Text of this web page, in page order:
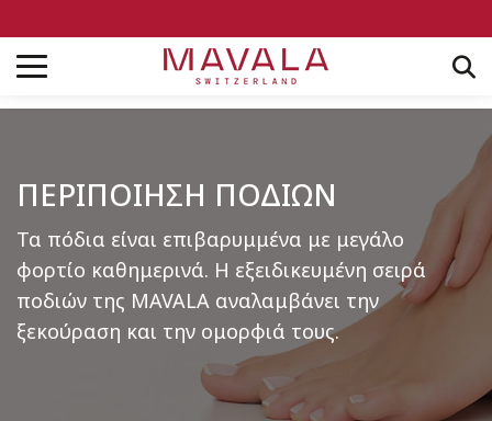
ΠΕΡΙΠΟΙΗΣΗ ΠΟΔΙΩΝ
Τα πόδια είναι επιβαρυμμένα με μεγάλο
φορτίο καθημερινά. Η εξειδικευμένη σειρά
ποδιών της MAVALA αναλαμβάνει την
ξεκούραση και την ομορφιά τους.